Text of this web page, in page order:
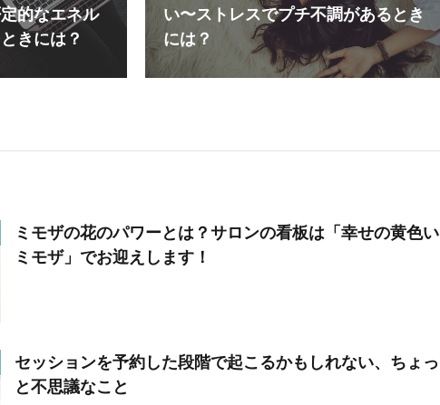
的なエネル
きには？
い〜ストレスでプチ不調があるとき
には？
ミモザの花のパワーとは？サロンの看板は「幸せの黄色い
ミモザ」でお迎えします！
セッションを予約した段階で起こるかもしれない、ちょっ
と不思議なこと